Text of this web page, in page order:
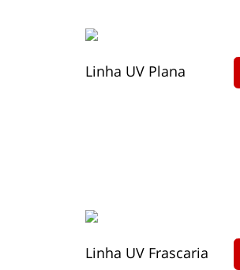
Linha UV Plana
Linha UV Frascaria